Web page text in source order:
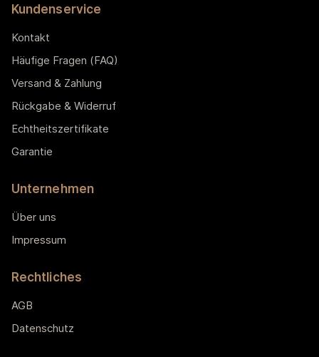
Kundenservice
Kontakt
Häufige Fragen (FAQ)
Versand & Zahlung
Rückgabe & Widerruf
Echtheitszertifikate
Garantie
Unternehmen
Über uns
Impressum
Rechtliches
AGB
Datenschutz